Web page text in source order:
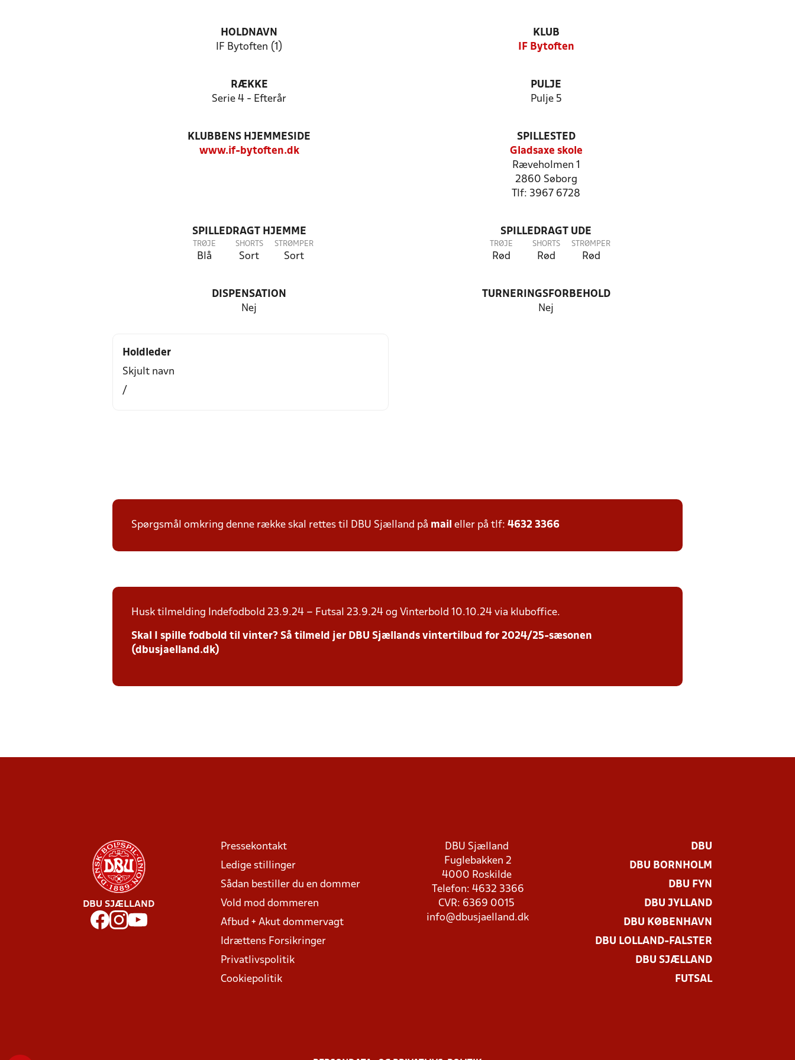
HOLDNAVN
IF Bytoften (1)
KLUB
IF Bytoften
RÆKKE
Serie 4 - Efterår
PULJE
Pulje 5
KLUBBENS HJEMMESIDE
www.if-bytoften.dk
SPILLESTED
Gladsaxe skole
Ræveholmen 1
2860 Søborg
Tlf: 3967 6728
SPILLEDRAGT HJEMME
TRØJE
Blå
SHORTS
Sort
STRØMPER
Sort
SPILLEDRAGT UDE
TRØJE
Rød
SHORTS
Rød
STRØMPER
Rød
DISPENSATION
Nej
TURNERINGSFORBEHOLD
Nej
Holdleder
Skjult navn
/
Spørgsmål omkring denne række skal rettes til DBU Sjælland på mail eller på tlf: 4632 3366
Husk tilmelding Indefodbold 23.9.24 – Futsal 23.9.24 og Vinterbold 10.10.24 via kluboffice.
Skal I spille fodbold til vinter? Så tilmeld jer DBU Sjællands vintertilbud for 2024/25-sæsonen
(dbusjaelland.dk)
DBU SJÆLLAND
Pressekontakt
Ledige stillinger
Sådan bestiller du en dommer
Vold mod dommeren
Afbud + Akut dommervagt
Idrættens Forsikringer
Privatlivspolitik
Cookiepolitik
DBU Sjælland
Fuglebakken 2
4000 Roskilde
Telefon: 4632 3366
CVR: 6369 0015
info@dbusjaelland.dk
DBU
DBU BORNHOLM
DBU FYN
DBU JYLLAND
DBU KØBENHAVN
DBU LOLLAND-FALSTER
DBU SJÆLLAND
FUTSAL